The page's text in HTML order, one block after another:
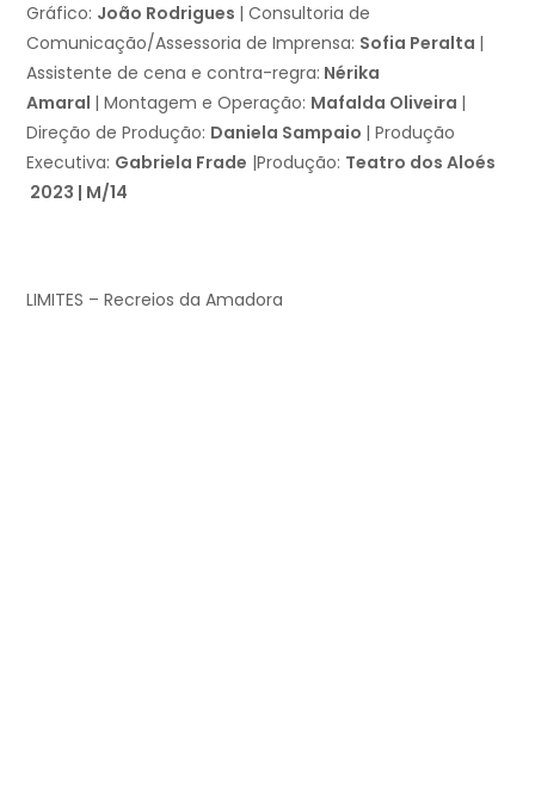
Gráfico: João Rodrigues | Consultoria de
Comunicação/Assessoria de Imprensa: Sofia Peralta |
Assistente de cena e contra-regra: Nérika
Amaral | Montagem e Operação: Mafalda Oliveira |
Direção de Produção: Daniela Sampaio | Produção
Executiva: Gabriela Frade |Produção: Teatro dos Aloés
2023 | M/14
LIMITES – Recreios da Amadora